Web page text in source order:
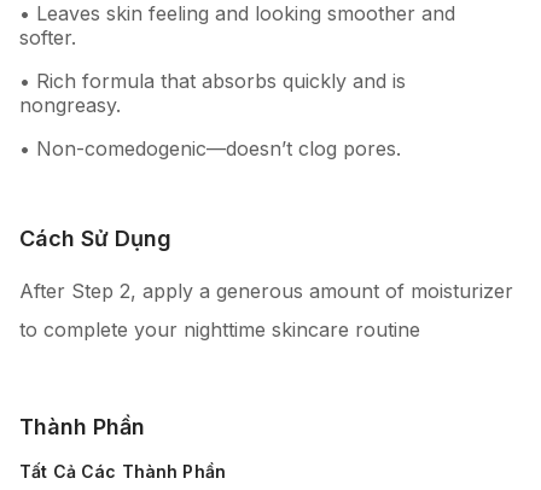
• Leaves skin feeling and looking smoother and
softer.
• Rich formula that absorbs quickly and is
nongreasy.
• Non-comedogenic—doesn’t clog pores.
Cách Sử Dụng
After Step 2, apply a generous amount of moisturizer
to complete your nighttime skincare routine
Thành Phần
Tất Cả Các Thành Phần